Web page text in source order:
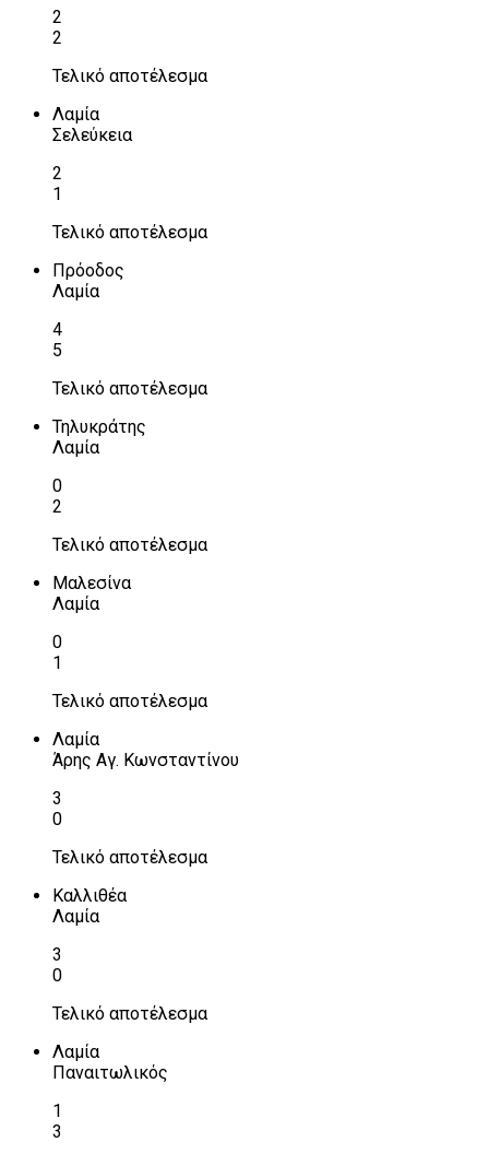
2
2
Τελικό αποτέλεσμα
Λαμία
Σελεύκεια
2
1
Τελικό αποτέλεσμα
Πρόοδος
Λαμία
4
5
Τελικό αποτέλεσμα
Τηλυκράτης
Λαμία
0
2
Τελικό αποτέλεσμα
Μαλεσίνα
Λαμία
0
1
Τελικό αποτέλεσμα
Λαμία
Άρης Αγ. Κωνσταντίνου
3
0
Τελικό αποτέλεσμα
Καλλιθέα
Λαμία
3
0
Τελικό αποτέλεσμα
Λαμία
Παναιτωλικός
1
3